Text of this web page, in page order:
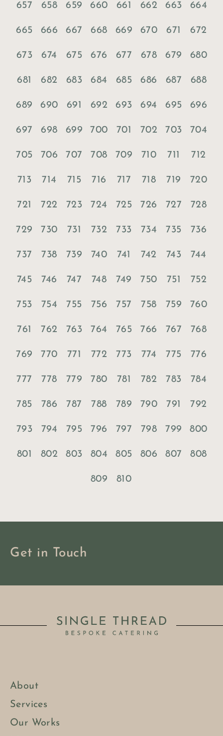
657 658 659 660 661 662 663 664
665 666 667 668 669 670 671 672
673 674 675 676 677 678 679 680
681 682 683 684 685 686 687 688
689 690 691 692 693 694 695 696
697 698 699 700 701 702 703 704
705 706 707 708 709 710 711 712
713 714 715 716 717 718 719 720
721 722 723 724 725 726 727 728
729 730 731 732 733 734 735 736
737 738 739 740 741 742 743 744
745 746 747 748 749 750 751 752
753 754 755 756 757 758 759 760
761 762 763 764 765 766 767 768
769 770 771 772 773 774 775 776
777 778 779 780 781 782 783 784
785 786 787 788 789 790 791 792
793 794 795 796 797 798 799 800
801 802 803 804 805 806 807 808
809 810
Get in Touch
About
Services
Our Works